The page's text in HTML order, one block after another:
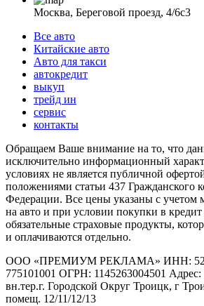
Москва, Береговой проезд, 4/6с3
Все авто
Китайские авто
Авто для такси
автокредит
выкуп
трейд ин
сервис
контакты
Обращаем Ваше внимание на то, что
исключительно информационный
условиях не является публичной
положениями статьи 437 Гражданского
Федерации. Все цены указаны с учетом
на авто и при условии покупки в
обязательные страховые продукты,
и оплачиваются отдельно.
ООО «ПРЕМИУМ РЕКЛАМА» ИНН:
775101001 ОГРН: 1145263004501 Адрес:
вн.тер.г. Городской Округ Троицк, г
помещ. 12/11/12/13